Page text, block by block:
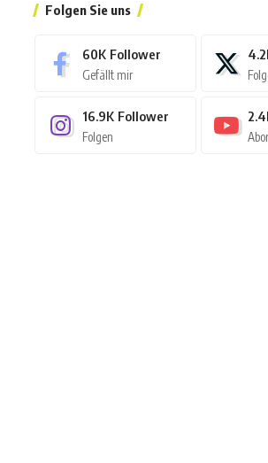
Folgen Sie uns
60K Follower
Gefällt mir
16.9K Follower
Folgen